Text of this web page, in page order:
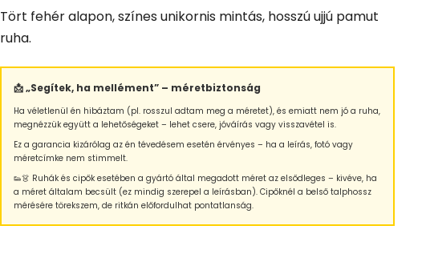
Tört fehér alapon, színes unikornis mintás, hosszú ujjú pamut
ruha.
📩 „Segítek, ha mellément” – méretbiztonság
Ha véletlenül én hibáztam (pl. rosszul adtam meg a méretet), és emiatt nem jó a ruha,
megnézzük együtt a lehetőségeket – lehet csere, jóváírás vagy visszavétel is.
Ez a garancia kizárólag az én tévedésem esetén érvényes – ha a leírás, fotó vagy
méretcímke nem stimmelt.
👟👗 Ruhák és cipők esetében a gyártó által megadott méret az elsődleges – kivéve, ha
a méret általam becsült (ez mindig szerepel a leírásban). Cipőknél a belső talphossz
mérésére törekszem, de ritkán előfordulhat pontatlanság.